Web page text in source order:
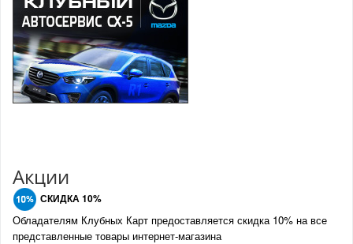
Акции
СКИДКА 10%
Обладателям Клубных Карт предоставляется скидка 10% на все
представленные товары интернет-магазина